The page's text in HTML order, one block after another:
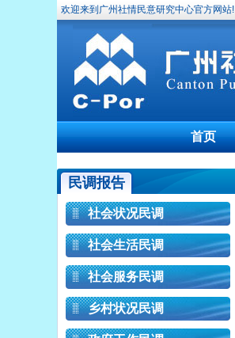
欢迎来到广州社情民意研究中心官方网站!
首页
民调报告
社会状况民调
社会生活民调
社会服务民调
乡村状况民调